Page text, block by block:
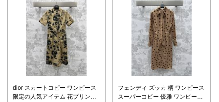
dior スカートコピー ワンピース
限定の人気アイテム 花プリント
フェンディ ズッカ 柄 ワンピース
スーパーコピー 優雅 ワンピース